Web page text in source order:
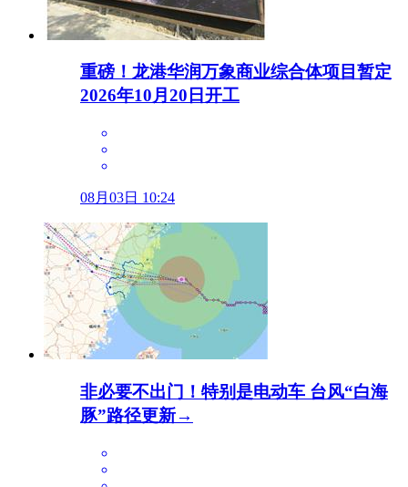
重磅！龙港华润万象商业综合体项目暂定
2026年10月20日开工
08月03日 10:24
非必要不出门！特别是电动车 台风“白海
豚”路径更新→